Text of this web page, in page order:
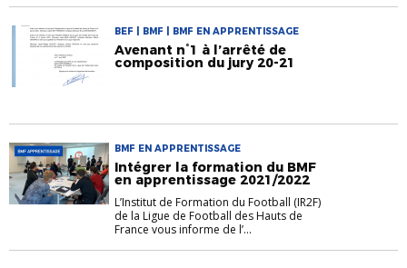
BEF | BMF | BMF EN APPRENTISSAGE
Avenant n°1 à l’arrêté de
composition du jury 20-21
BMF EN APPRENTISSAGE
Intégrer la formation du BMF
en apprentissage 2021/2022
L’Institut de Formation du Football (IR2F)
de la Ligue de Football des Hauts de
France vous informe de l’...